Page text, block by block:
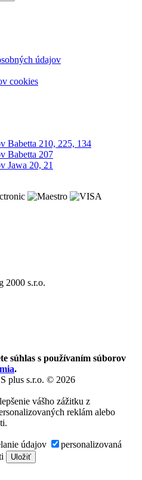
údajov
cookies
Babetta 210, 225, 134
Babetta 207
Jawa 20, 21
2000 s.r.o.
súhlas s používaním súborov
.
plus s.r.o. © 2026
vášho zážitku z
reklám alebo
údajov
personalizovaná
Uložiť